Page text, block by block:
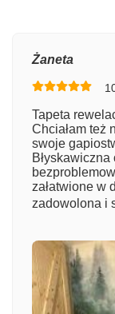
Numer
Imię
Żaneta
Tapeta
Chciałam też
swoje
załatwione w
zadowolona i